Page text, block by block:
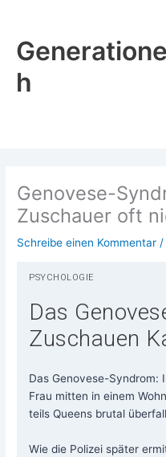
springen
h
Genovese-
Zuschauer oft
Schreibe einen Kommentar /
PSY­CHO­LO­GIE
Das
Zuschauen
Das Geno­ve­se-Syn­drom:
Frau mit­ten in einem
teils Queens bru­tal
Wie die Poli­zei spä­ter